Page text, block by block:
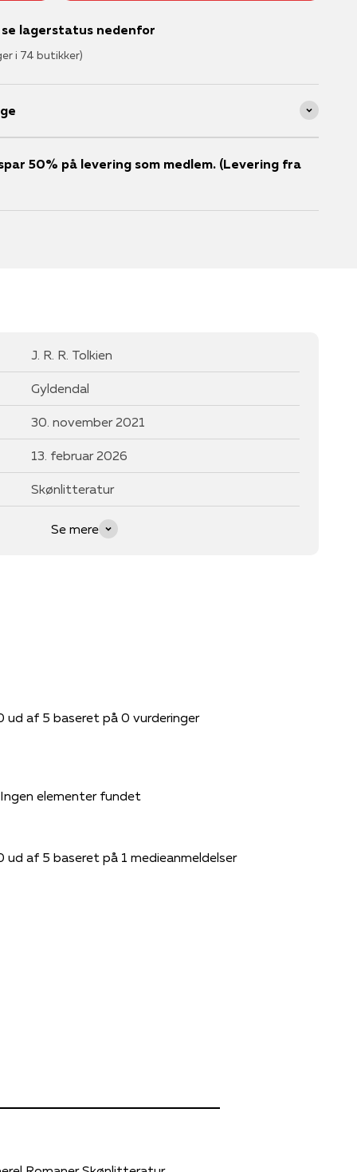
lagerstatus nedenfor
i 74 butikker)
50% på levering som medlem. (Levering fra
J. R. R. Tolkien
Gyldendal
30. november 2021
13. februar 2026
Skønlitteratur
Se mere
ud af 5 baseret på 0 vurderinger
Ingen elementer fundet
ud af 5 baseret på 1 medieanmeldelser